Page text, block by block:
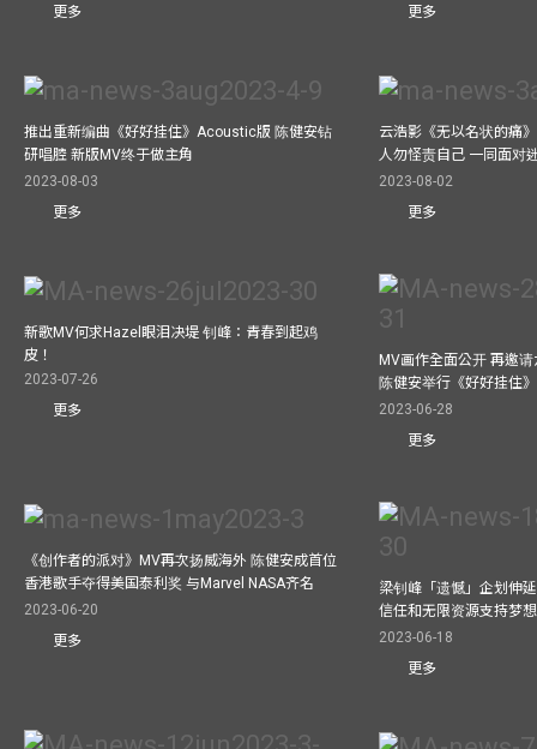
更多
更多
推出重新编曲《好好挂住》Acoustic版 陈健安钻
研唱腔 新版MV终于做主角
2023-08-03
更多
云浩影《无以名状的痛
人勿怪责自己 一同面对
2023-08-02
更多
新歌MV何求Hazel眼泪决堤 钊峰：青春到起鸡
皮！
2023-07-26
更多
MV画作全面公开 再邀
陈健安举行《好好挂住
2023-06-28
更多
《创作者的派对》MV再次扬威海外 陈健安成首位
香港歌手夺得美国泰利奖 与Marvel NASA齐名
2023-06-20
更多
梁钊峰「遗憾」企划伸
信任和无限资源支持梦
2023-06-18
更多